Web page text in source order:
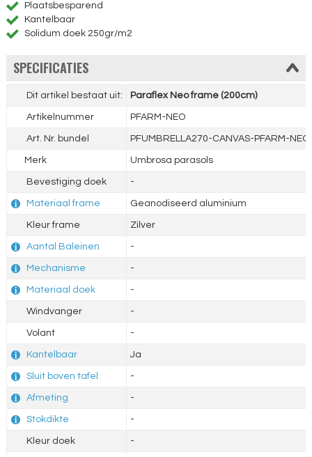
Plaatsbesparend
Kantelbaar
Solidum doek 250gr/m2
SPECIFICATIES
Dit artikel bestaat uit: Paraflex Neo frame (200cm)
Artikelnummer PFARM-NEO
Art. Nr. bundel PFUMBRELLA270-CANVAS-PFARM-NEO
Merk Umbrosa parasols
Bevestiging doek -
Materiaal frame Geanodiseerd aluminium
Kleur frame Zilver
Aantal Baleinen -
Mechanisme -
Materiaal doek -
Windvanger -
Volant -
Kantelbaar Ja
Sluit boven tafel -
Afmeting -
Stokdikte -
Kleur doek -